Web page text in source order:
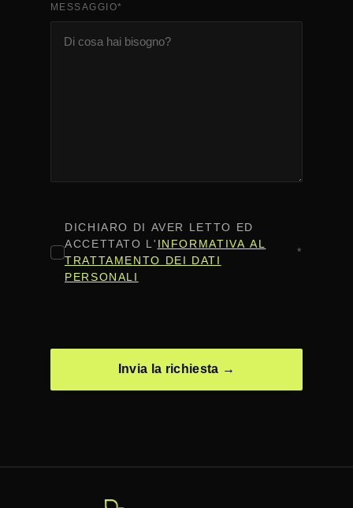
MESSAGGIO*
CONSENSO*
DICHIARO DI AVER LETTO ED
ACCETTATO L' INFORMATIVA AL
TRATTAMENTO DEI DATI
PERSONALI
*